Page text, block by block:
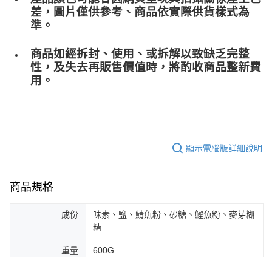
差，圖片僅供參考、商品依實際供貨樣式為
準。
商品如經拆封、使用、或拆解以致缺乏完整
性，及失去再販售價值時，將酌收商品整﻿新費
用。
顯示電腦版詳細說明
商品規格
成份
味素、鹽、鯖魚粉、砂糖、鰹魚粉、麥芽糊
精
重量 600G